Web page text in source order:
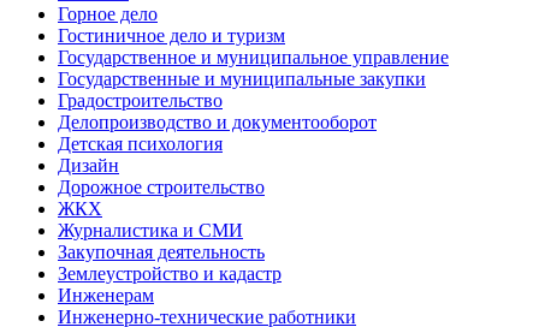
Горное дело
Гостиничное дело и туризм
Государственное и муниципальное управление
Государственные и муниципальные закупки
Градостроительство
Делопроизводство и документооборот
Детская психология
Дизайн
Дорожное строительство
ЖКХ
Журналистика и СМИ
Закупочная деятельность
Землеустройство и кадастр
Инженерам
Инженерно-технические работники